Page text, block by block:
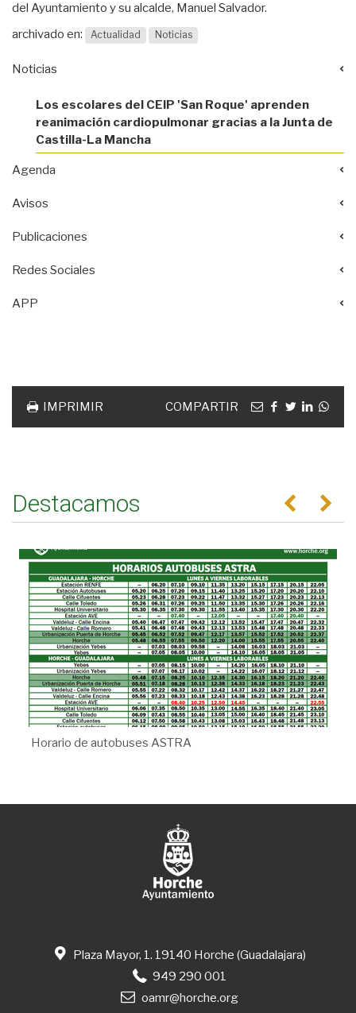
del Ayuntamiento y su alcalde, Manuel Salvador.
archivado en:
Actualidad Noticias
Noticias
Los escolares del CEIP 'San Roque' aprenden
reanimación cardiopulmonar gracias a la Junta de
Castilla-La Mancha
Agenda
Avisos
Publicaciones
Redes Sociales
APP
IMPRIMIR COMPARTIR Emailfacebook
twitterlinkedin
Destacamos Anterior
Horario de autobuses ASTRA
Plaza Mayor, 1. 19140 Horche (Guadalajara)
949 290 001
oamr@horche.org